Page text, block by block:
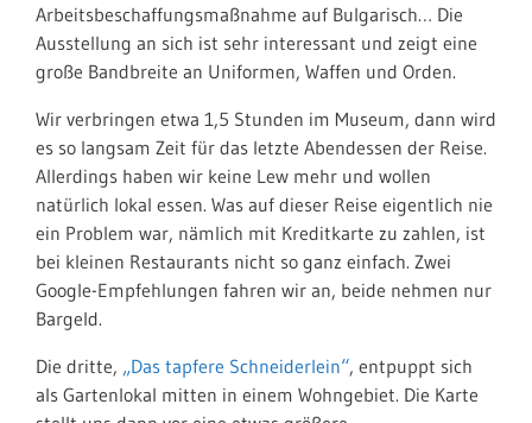
Arbeitsbeschaffungsmaßnahme auf Bulgarisch… Die
Ausstellung an sich ist sehr interessant und zeigt eine
große Bandbreite an Uniformen, Waffen und Orden.
Wir verbringen etwa 1,5 Stunden im Museum, dann wird
es so langsam Zeit für das letzte Abendessen der Reise.
Allerdings haben wir keine Lew mehr und wollen
natürlich lokal essen. Was auf dieser Reise eigentlich nie
ein Problem war, nämlich mit Kreditkarte zu zahlen, ist
bei kleinen Restaurants nicht so ganz einfach. Zwei
Google-Empfehlungen fahren wir an, beide nehmen nur
Bargeld.
Die dritte, „Das tapfere Schneiderlein“, entpuppt sich
als Gartenlokal mitten in einem Wohngebiet. Die Karte